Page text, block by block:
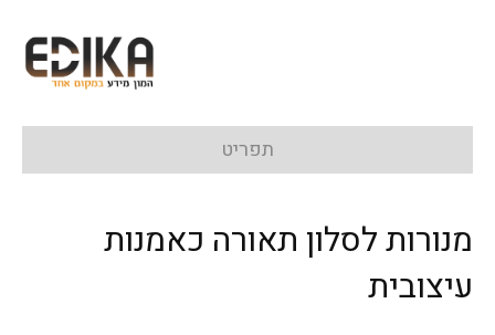
תפריט
מנורות לסלון תאורה כאמנות
עיצובית